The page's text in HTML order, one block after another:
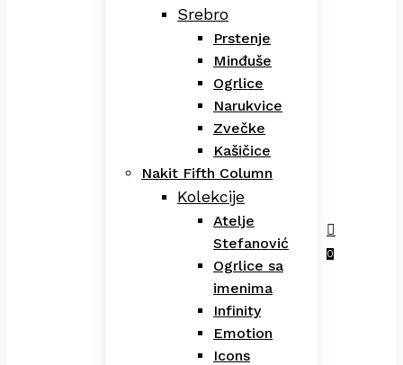
search
0
Menu
Srebro
Prstenje
Minđuše
Ogrlice
Narukvice
Zvečke
Kašičice
Nakit Fifth Column
Kolekcije
Atelje
Stefanović
Ogrlice sa
imenima
Infinity
Emotion
Icons